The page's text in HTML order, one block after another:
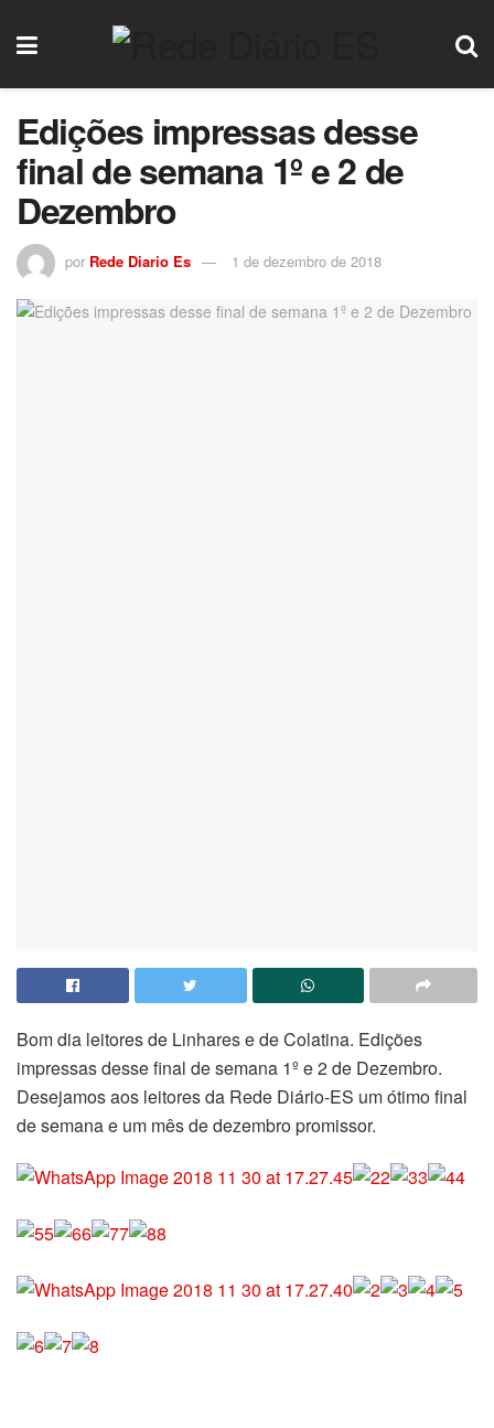
Edições impressas desse
final de semana 1º e 2 de
Dezembro
por Rede Diario Es 1 de dezembro de 2018
Bom dia leitores de Linhares e de Colatina. Edições
impressas desse final de semana 1º e 2 de Dezembro.
Desejamos aos leitores da Rede Diário-ES um ótimo final
de semana e um mês de dezembro promissor.